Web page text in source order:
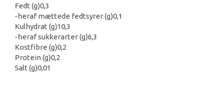
Fedt (g)0,3
-heraf mættede fedtsyrer (g)0,1
Kulhydrat (g)10,3
-heraf sukkerarter (g)6,3
Kostfibre (g)0,2
Protein (g)0,2
Salt (g)0,01